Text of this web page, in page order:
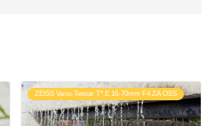
ZEISS Vario-Tessar T* E 16-70mm F4 ZA OSS